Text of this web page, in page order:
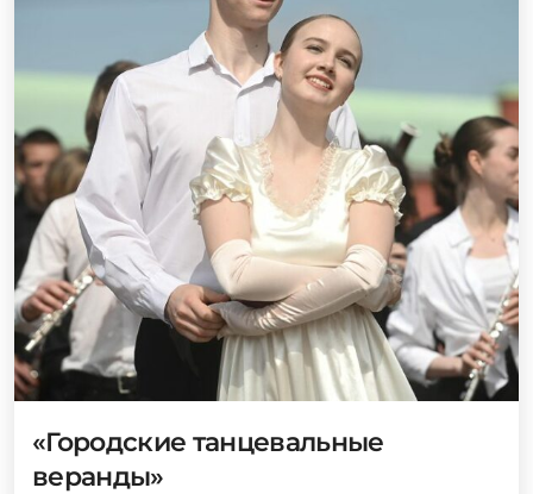
«Городские танцевальные
веранды»